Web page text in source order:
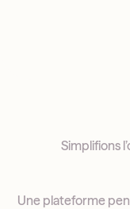
Simplifions
Une plateforme